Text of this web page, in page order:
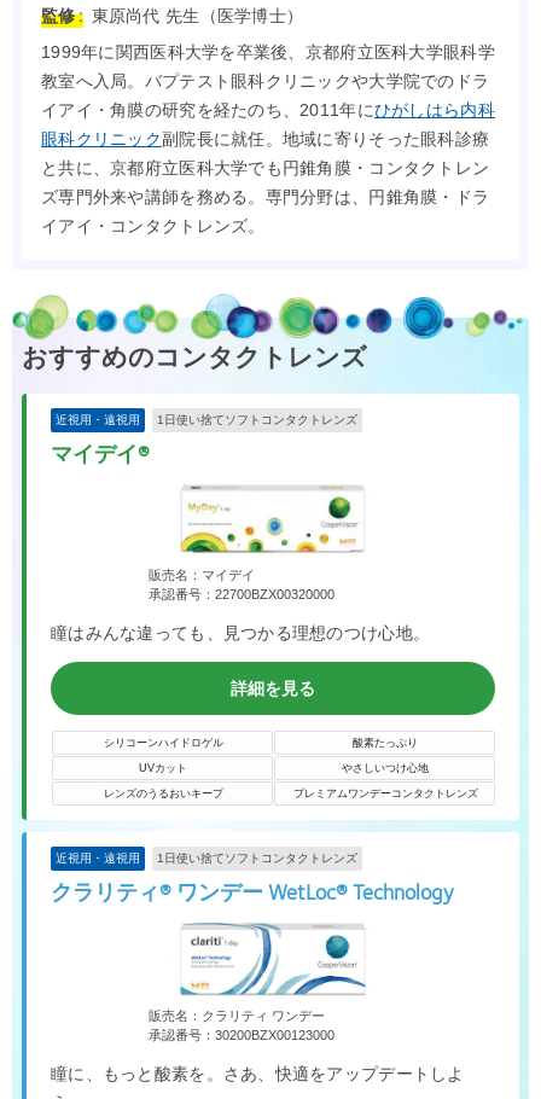
監修 : 東原尚代 先生（医学博士）
1999年に関西医科大学を卒業後、京都府立医科大学眼科学
教室へ入局。バプテスト眼科クリニックや大学院でのドラ
イアイ・角膜の研究を経たのち、2011年にひがしはら内科
眼科クリニック副院長に就任。地域に寄りそった眼科診療
と共に、京都府立医科大学でも円錐角膜・コンタクトレン
ズ専門外来や講師を務める。専門分野は、円錐角膜・ドラ
イアイ・コンタクトレンズ。
おすすめのコンタクトレンズ
近視用・遠視用 1日使い捨てソフトコンタクトレンズ
マイデイ®
販売名：マイデイ
承認番号：22700BZX00320000
瞳はみんな違っても、見つかる理想のつけ心地。
詳細を見る
シリコーンハイドロゲル 酸素たっぷり
UVカット やさしいつけ心地
レンズのうるおいキープ プレミアムワンデーコンタクトレンズ
近視用・遠視用 1日使い捨てソフトコンタクトレンズ
クラリティ® ワンデー WetLoc® Technology
販売名：クラリティ ワンデー
承認番号：30200BZX00123000
瞳に、もっと酸素を。さあ、快適をアップデートしよ